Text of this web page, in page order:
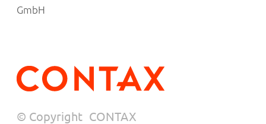
GmbH
© Copyright CONTAX